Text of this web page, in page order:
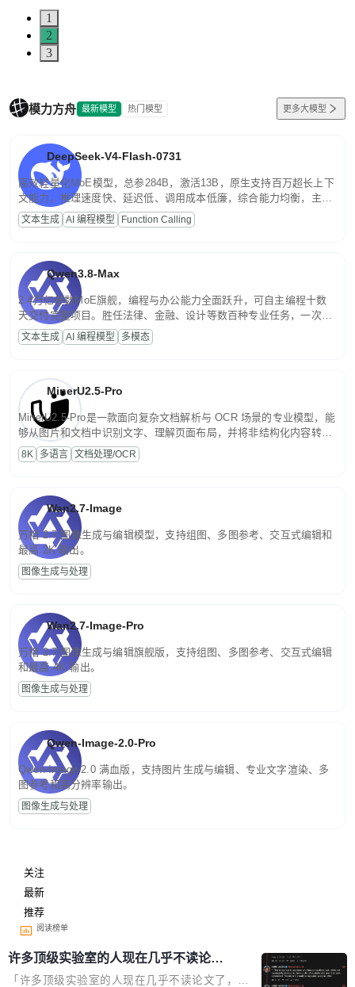
1
2
3
模力方舟 最新模型 热门模型 更多大模型
DeepSeek-V4-Flash-0731
高效轻量化MoE模型，总参284B，激活13B，原生支持百万超长上下
文能力。推理速度快、延迟低、调用成本低廉，综合能力均衡，主打
高并发、轻量化任务，适合日常对话、内容创作、基础 RAG、批量
文案处理等普惠刚需场景。
文本生成 AI 编程模型 Function Calling
Qwen3.8-Max
2.4万亿参数MoE旗舰，编程与办公能力全面跃升，可自主编程十数
天交付完整项目。胜任法律、金融、设计等数百种专业任务，一次对
话端到端交付生产级成果。原生视觉理解贯穿规划、执行与验证全流
程，支持超长文档与长视频的深度语义解析。长程任务中自主规划与
文本生成 AI 编程模型 多模态
MinerU2.5-Pro
MinerU2.5-Pro是一款面向复杂文档解析与 OCR 场景的专业模型，能
够从图片和文档中识别文字、理解页面布局，并将非结构化内容转换
为便于存储、检索和二次处理的结构化结果。
8K 多语言 文档处理/OCR
Wan2.7-Image
万相 2.7 图像生成与编辑模型，支持组图、多图参考、交互式编辑和
最高 2K 输出。
图像生成与处理
Wan2.7-Image-Pro
万相 2.7 图像生成与编辑旗舰版，支持组图、多图参考、交互式编辑
和最高 4K 输出。
图像生成与处理
Qwen-Image-2.0-Pro
Qwen-Image-2.0 满血版，支持图片生成与编辑、专业文字渲染、多
图参考和高分辨率输出。
图像生成与处理
关注
最新
推荐
阅读榜单
许多顶级实验室的人现在几乎不读论文
了
「许多顶级实验室的人现在几乎不读论文了，而